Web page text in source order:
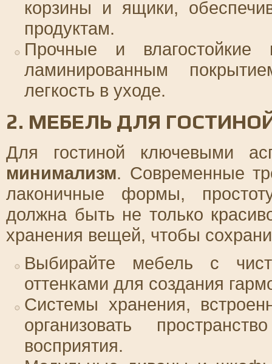
корзины и ящики,
продуктам.
Прочные и
ламинированным
легкость в уходе.
2. МЕБЕЛЬ ДЛЯ
Для гостиной ключевыми
минимализм. Современные
лаконичные формы,
должна быть не только
хранения вещей, чтобы
Выбирайте мебель с
оттенками для создания
Системы хранения,
организовать
восприятия.